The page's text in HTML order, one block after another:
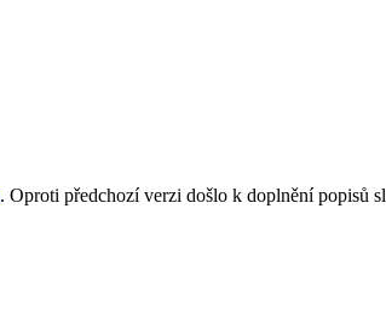
. Oproti předchozí verzi došlo k doplnění popisů